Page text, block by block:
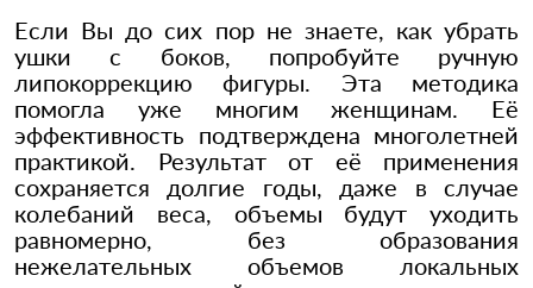
Если Вы до сих пор не знаете, как убрать
ушки с боков, попробуйте ручную
липокоррекцию фигуры. Эта методика
помогла уже многим женщинам. Её
эффективность подтверждена многолетней
практикой. Результат от её применения
сохраняется долгие годы, даже в случае
колебаний веса, объемы будут уходить
равномерно, без образования
нежелательных объемов локальных